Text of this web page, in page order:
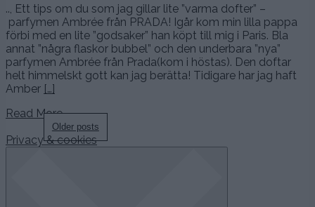
.., Ett tips om du som jag gillar lite ”varma dofter” –
parfymen Ambrée från PRADA! Igår kom min lilla pappa
förbi med en lite ”godsaker” han köpt till mig i Paris. Bla
annat ”några flaskor bubbel” och den underbara ”nya”
parfymen Ambrée från Prada(kom i höstas). Den doftar
helt himmelskt gott kan jag berätta! Tidigare har jag haft
Amber […]
Read More…
navigation
Older posts
Privacy & cookies